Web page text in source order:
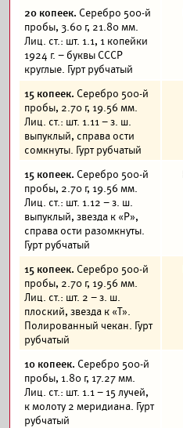
20 копеек. Серебро 500-й
пробы, 3.60 г, 21.80 мм.
Лиц. ст.: шт. 1.1, 1 копейки
1924 г. – буквы СССР
круглые. Гурт рубчатый
15 копеек. Серебро 500-й
пробы, 2.70 г, 19.56 мм.
Лиц. ст.: шт. 1.11 – з. ш.
выпуклый, справа ости
сомкнуты. Гурт рубчатый
15 копеек. Серебро 500-й
пробы, 2.70 г, 19.56 мм.
Лиц. ст.: шт. 1.12 – з. ш.
выпуклый, звезда к «Р»,
справа ости разомкнуты.
Гурт рубчатый
15 копеек. Серебро 500-й
пробы, 2.70 г, 19.56 мм.
Лиц. ст.: шт. 2 – з. ш.
плоский, звезда к «Т».
Полированный чекан. Гурт
рубчатый
10 копеек. Серебро 500-й
пробы, 1.80 г, 17.27 мм.
Лиц. ст.: шт. 1.1 – 15 лучей,
к молоту 2 меридиана. Гурт
рубчатый